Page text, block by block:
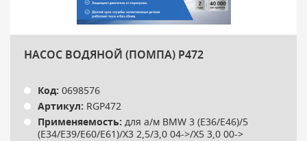
НАСОС ВОДЯНОЙ (ПОМПА) P472
Код: 0698576
Артикул: RGP472
Применяемость: для а/м BMW 3 (E36/E46)/5
(E34/E39/E60/E61)/X3 2,5/3,0 04->/X5 3,0 00->